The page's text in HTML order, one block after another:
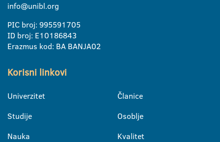
info@unibl.org
PIC broj: 995591705
ID broj: E10186843
Erazmus kod: BA BANJA02
Korisni linkovi
Univerzitet
Studije
Nauka
Članice
Osoblje
Kvalitet